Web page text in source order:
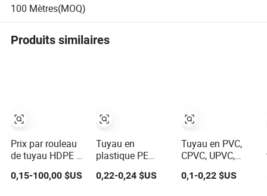
100 Mètres(MOQ)
Produits similaires
Prix par rouleau
de tuyau HDPE 2
diamètre 100
0,15-100,00 $US
Tuyau en
plastique PE
32mm 40mm
50mm Poly
0,22-0,24 $US
Tuyau en PVC,
CPVC, UPVC,
HDPE, Pph pour
plomberie, tuyau
0,1-0,22 $US